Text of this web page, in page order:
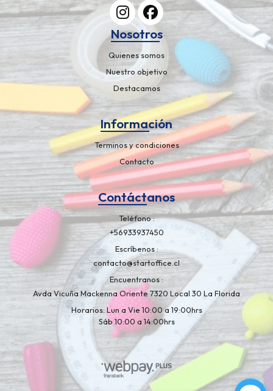
Nosotros
Quienes somos
Nuestro objetivo
Destacamos
Información
Terminos y condiciones
Contacto
Contáctanos
Teléfono
+56933937450
Escríbenos
contacto@startoffice.cl
Encuentranos
Avda Vicuña Mackenna Oriente 7320 Local 30 La Florida
Horarios: Lun a Vie 10:00 a 19:00hrs
Sáb 10:00 a 14:00hrs